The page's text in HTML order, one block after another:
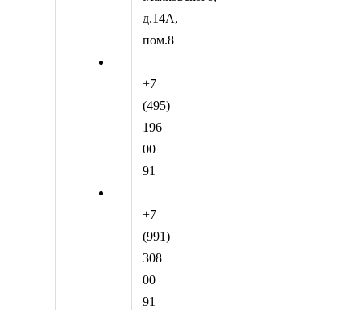
д.14А,
пом.8
+7
(495)
196
00
91
+7
(991)
308
00
91